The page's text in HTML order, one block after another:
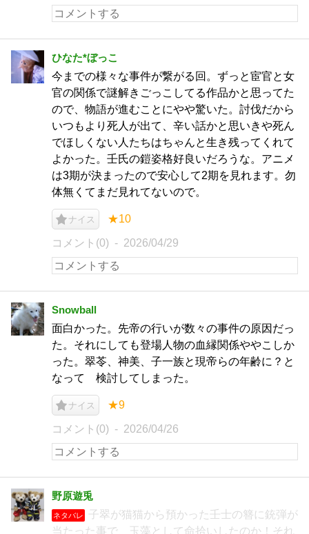
ひなた*ぼっこ
今までの様々な事件が繋がる回。ずっと宦官と女
官の関係で謎解きごっこしてる作品かと思ってた
ので、物語が進むことにやや驚いた。討伐だから
いつもより死人が出て、辛い話かと思いきや死ん
でほしくない人たちはちゃんと生き残ってくれて
よかった。壬氏の鎧姿格好良いだろうな。アニメ
は3期が決まったので安心して2期を見れます。勿
体無くてまだ見れてないので。
ナイス ★10
コメント(0) 2026/04/29
Snowball
面白かった。先帝の行いが数々の事件の原因だっ
た。それにしても登場人物の血縁関係ややこしか
った。翠苓、神美、子一族と現帝らの年齢に？と
なって 検討してしまった。
ナイス ★9
コメント(0) 2026/04/26
野原遊兎
ネタバレ
子翠が猫猫から預かった壬士の簪に銃弾が
当たった事で、玉藻として命拾いしたのか！それ